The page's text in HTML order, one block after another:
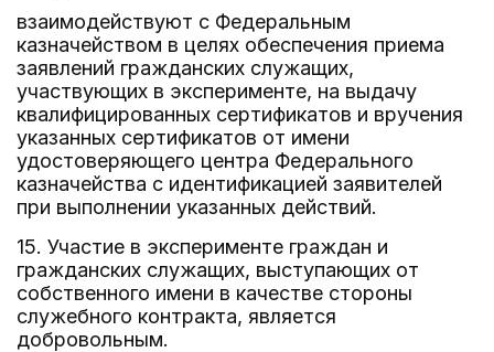
взаимодействуют с Федеральным
казначейством в целях обеспечения приема
заявлений гражданских служащих,
участвующих в эксперименте, на выдачу
квалифицированных сертификатов и вручения
указанных сертификатов от имени
удостоверяющего центра Федерального
казначейства с идентификацией заявителей
при выполнении указанных действий.
15. Участие в эксперименте граждан и
гражданских служащих, выступающих от
собственного имени в качестве стороны
служебного контракта, является
добровольным.